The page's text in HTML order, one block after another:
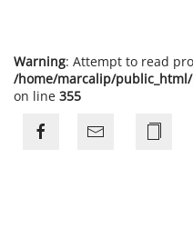
Warning: Attempt to read
/home/marcalip/
on line 355